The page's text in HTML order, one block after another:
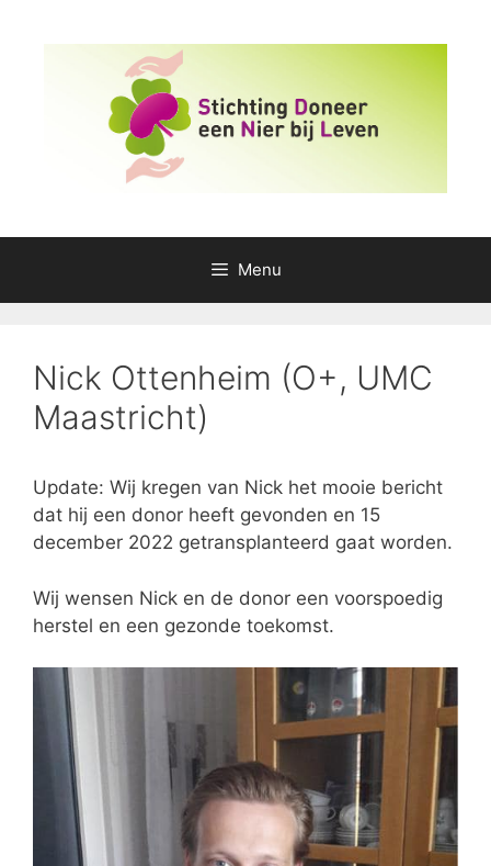
Menu
Nick Ottenheim (O+, UMC
Maastricht)
Update: Wij kregen van Nick het mooie bericht
dat hij een donor heeft gevonden en 15
december 2022 getransplanteerd gaat worden.
Wij wensen Nick en de donor een voorspoedig
herstel en een gezonde toekomst.